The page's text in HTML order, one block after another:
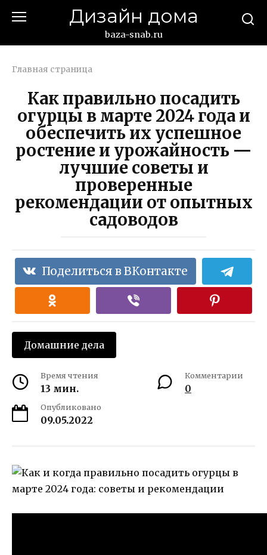
Дизайн дома
baza-snab.ru
Главная страница
Как правильно посадить
огурцы в марте 2024 года и
обеспечить их успешное
ростение и урожайность —
лучшие советы и
проверенные
рекомендации от опытных
садоводов
Поделиться в ВКонтакте
Домашние дела
Время чтения
13 мин.
Комментарии
0
Опубликовано
09.05.2022